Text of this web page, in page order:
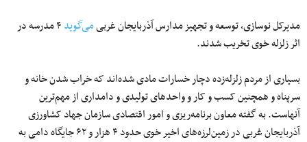
مدیرکل نوسازی، توسعه و تجهیز مدارس آذربایجان غربیمی‌گوید ۴ مدرسه در
اثر زلزله خوی تخریب شدند.
بسیاری از مردم زلزله‌زده دچار خسارات مادی شده‌اند که خراب شدن خانه‌ و
سرپناه و همچنین کسب و کار و واحدهای تولیدی و دامداری از مهم‌ترین
آنهاست. به گفته معاون برنامه‌ریزی و امور اقتصادی سازمان جهاد کشاورزی
آذربایجان غربی در زمین‌لرزه‌های اخیر خوی حدود ۴ هزار و ۶۲ جایگاه دامی به